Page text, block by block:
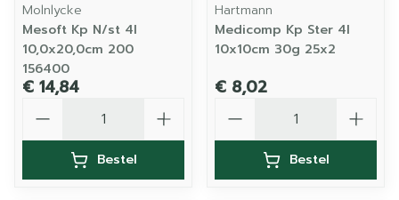
Molnlycke
Mesoft Kp N/st 4l
10,0x20,0cm 200
156400
€ 14,84
Bestel
Hartmann
Medicomp Kp Ster 4l
10x10cm 30g 25x2
€ 8,02
Bestel